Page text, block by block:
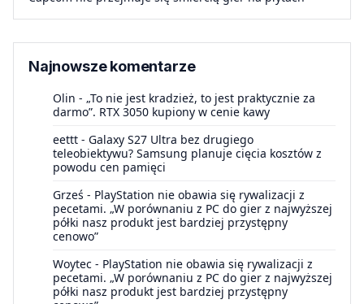
Najnowsze komentarze
Olin - „To nie jest kradzież, to jest praktycznie za
darmo”. RTX 3050 kupiony w cenie kawy
eettt - Galaxy S27 Ultra bez drugiego
teleobiektywu? Samsung planuje cięcia kosztów z
powodu cen pamięci
Grześ - PlayStation nie obawia się rywalizacji z
pecetami. „W porównaniu z PC do gier z najwyższej
półki nasz produkt jest bardziej przystępny
cenowo”
Woytec - PlayStation nie obawia się rywalizacji z
pecetami. „W porównaniu z PC do gier z najwyższej
półki nasz produkt jest bardziej przystępny